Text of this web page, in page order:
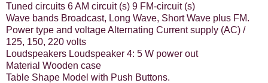
Tuned circuits 6 AM circuit (s) 9 FM-circuit (s)
Wave bands Broadcast, Long Wave, Short Wave plus FM.
Power type and voltage Alternating Current supply (AC) /
125, 150, 220 volts
Loudspeakers Loudspeaker 4: 5 W power out
Material Wooden case
Table Shape Model with Push Buttons.